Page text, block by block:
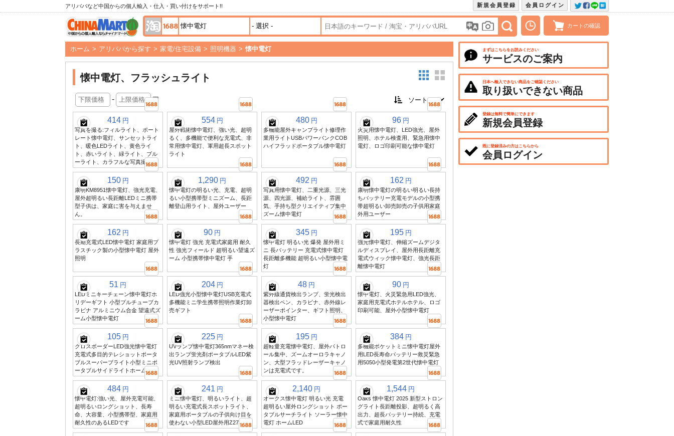
アリババなど中国からの個人輸入・仕入・買い付けをサポート!! 会員ログイン
新規会員登録
カートの確認
ホーム > アリババから探す > 家電/住宅設備 > 照明機器 > 懐中電灯
懐中電灯、フラッシュライト
- 円
414 円
写真を撮る:フィルライト、ポート
レート懐中電灯、サンセットライ
ト、暖色LEDライト、黄色ライ
ト、赤いライト、緑ライト、ブル
ーライト、カラフルな写真撮影
554 円
屋外戦術懐中電灯、強い光、超明
るく、多機能で便利な充電式、非
常用懐中電灯、軍用超長スポット
ライト
480 円
多機能屋外キャンプライト修理作
業用ライトUSBパワーバンクCOB
ハイフラッドポータブル懐中電灯
96 円
火災用懐中電灯、LED強光、屋外
照明、ホテル検査用、緊急用懐中
電灯、ロゴ印刷可能な懐中電灯
150 円
康明KM8951懐中電灯、強光充電、
屋外超明るい長距離LEDミニ携帯
型子供は、家庭に害を与えませ
ん。
1,290 円
懐中電灯の明るい光、充電、超明
るい小型携帯型ミニズーム、長距
離登山用ライト、屋外ユーザー
492 円
写真用懐中電灯、二重光源、三光
源、四光源、補給ライト、雰囲
気、手持ち型クリエイティブ集中
ズーム懐中電灯
162 円
康明懐中電灯の明るい明るい長持
ちバッテリー充電モデルの小型携
帯超明るい卸売卸売の子供用家庭
外用ユーザー
162 円
長期充電式LED懐中電灯 家庭用プ
ラスチック製の小型懐中電灯 屋外
照明
90 円
懐中電灯 強光 充電式家庭用 耐久
性 強光フィールド 超明るい望遠ズ
ーム 小型携帯懐中電灯 手
345 円
懐中電灯 明るい光 爆発 屋外用ミ
ニ 長バッテリー 充電式懐中電灯
長距離多機能 超明るい小型懐中電
灯
195 円
強光懐中電灯、伸縮ズームデジタ
ルディスプレイ、屋外用長距離充
電式ウィック懐中電灯、強光長距
離懐中電灯
51 円
LEDミニキーチェーン懐中電灯ホ
リデーギフト 小型プルチューブカ
ラビナ アルミニウム合金 望遠式ズ
ーム小型懐中電灯
204 円
LED強光小型懐中電灯USB充電式
多機能ミニ学生携帯照明作業灯卸
売ギフト
48 円
紫外線通貨検出ランプ、蛍光検出
器検出ペン、カラビナ、赤外線レ
ーザーポインター、ギフト照明、
小型懐中電灯
90 円
懐中電灯、火災緊急用LED強光、
家庭用充電式ホテルホテル、ロゴ
印刷可能、屋外小型懐中電灯
105 円
クロスボーダーLED強光懐中電灯
充電式多目的テレショットポータ
ブルスーパーブライト小型ミニポ
ータブルサイドライトホーム用
225 円
UVランプ懐中電灯365nmマネー検
出ランプ蛍光剤ポータブルLED紫
光UV照射ランプ検出
195 円
超軽量充電懐中電灯、屋外パトロ
ール集中、ズームオーロラキャノ
ン、大型フラッドレーザーキャノ
ンは充電式です。
384 円
多機能ポケットミニ懐中電灯屋外
用LED長寿命バッテリー救災緊急
用5050小型発電第2世代懐中電灯
484 円
懐中電灯:強い光、屋外充電可能、
超明るいロングショット、長寿
命、大容量、小型携帯型、家庭用
耐久性のあるLEDです
241 円
ミニ懐中電灯、明るいライト、超
明るい充電式長スポットライト、
家庭用ポータブルの子供向け目を
使わない小型LED屋外用Z27
2,140 円
オークス懐中電灯 明るい光 充電
超明るい屋外ロングショット ポー
タブルサーチライト ソーラー懐中
電灯 ホームLED
1,544 円
Oaks 懐中電灯 2025 新型ストロン
グライト長距離投影、超明るく高
出力、超長バッテリー持続、充電
式で家庭用耐久性
まずはこちらをお読みください
サービスのご案内
日本へ輸入できない商品をご確認ください
取り扱いできない商品
登録は無料で簡単にできます
新規会員登録
既に登録済みの方はこちらから
会員ログイン